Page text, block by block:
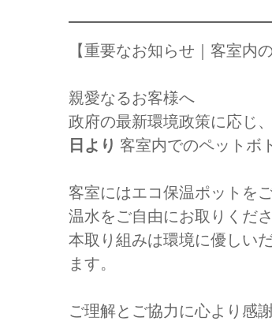
【重要なお知らせ｜客室内
親愛なるお客様へ
政府の最新環境政策に応じ
日より 客室内でのペットボ
客室にはエコ保温ポットを
温水をご自由にお取りくださ
本取り組みは環境に優しい
ます。
ご理解とご協力に心より感